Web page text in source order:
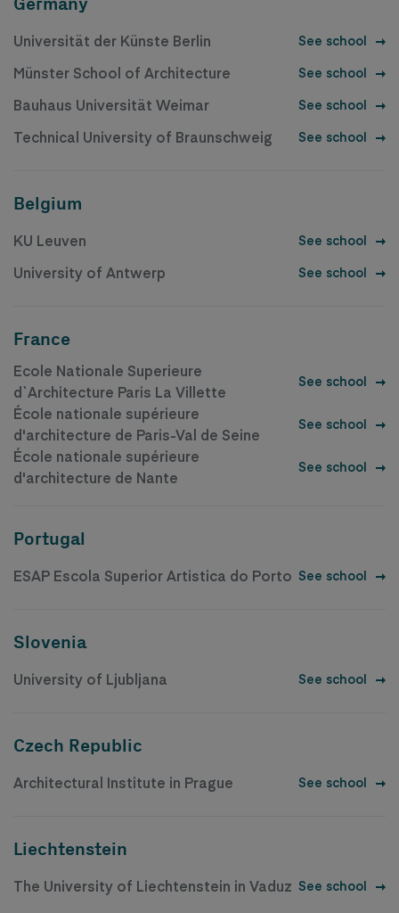
Germany
Universität der Künste Berlin See school
Münster School of Architecture See school
Bauhaus Universität Weimar See school
Technical University of Braunschweig See school
Belgium
KU Leuven See school
University of Antwerp See school
France
Ecole Nationale Superieure
d`Architecture Paris La Villette
See school
École nationale supérieure
d'architecture de Paris-Val de Seine
See school
École nationale supérieure
d'architecture de Nante
See school
Portugal
ESAP Escola Superior Artistica do Porto See school
Slovenia
University of Ljubljana See school
Czech Republic
Architectural Institute in Prague See school
Liechtenstein
The University of Liechtenstein in Vaduz See school